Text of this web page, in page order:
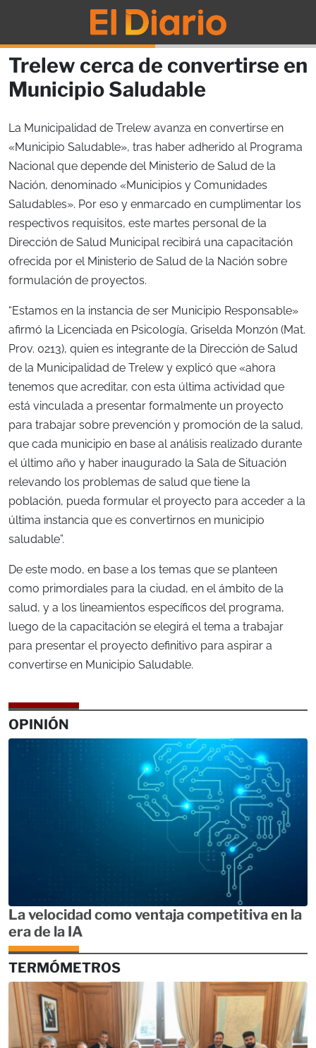
Trelew cerca de convertirse en
Municipio Saludable
La Municipalidad de Trelew avanza en convertirse en
«Municipio Saludable», tras haber adherido al Programa
Nacional que depende del Ministerio de Salud de la
Nación, denominado «Municipios y Comunidades
Saludables». Por eso y enmarcado en cumplimentar los
respectivos requisitos, este martes personal de la
Dirección de Salud Municipal recibirá una capacitación
ofrecida por el Ministerio de Salud de la Nación sobre
formulación de proyectos.
“Estamos en la instancia de ser Municipio Responsable»
afirmó la Licenciada en Psicología, Griselda Monzón (Mat.
Prov. 0213), quien es integrante de la Dirección de Salud
de la Municipalidad de Trelew y explicó que «ahora
tenemos que acreditar, con esta última actividad que
está vinculada a presentar formalmente un proyecto
para trabajar sobre prevención y promoción de la salud,
que cada municipio en base al análisis realizado durante
el último año y haber inaugurado la Sala de Situación
relevando los problemas de salud que tiene la
población, pueda formular el proyecto para acceder a la
última instancia que es convertirnos en municipio
saludable”.
De este modo, en base a los temas que se planteen
como primordiales para la ciudad, en el ámbito de la
salud, y a los lineamientos específicos del programa,
luego de la capacitación se elegirá el tema a trabajar
para presentar el proyecto definitivo para aspirar a
convertirse en Municipio Saludable.
OPINIÓN
La velocidad como ventaja competitiva en la
era de la IA
TERMÓMETROS